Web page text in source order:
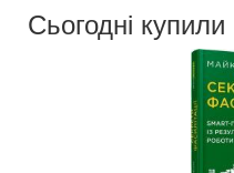
Мова:
Сьогодні купили